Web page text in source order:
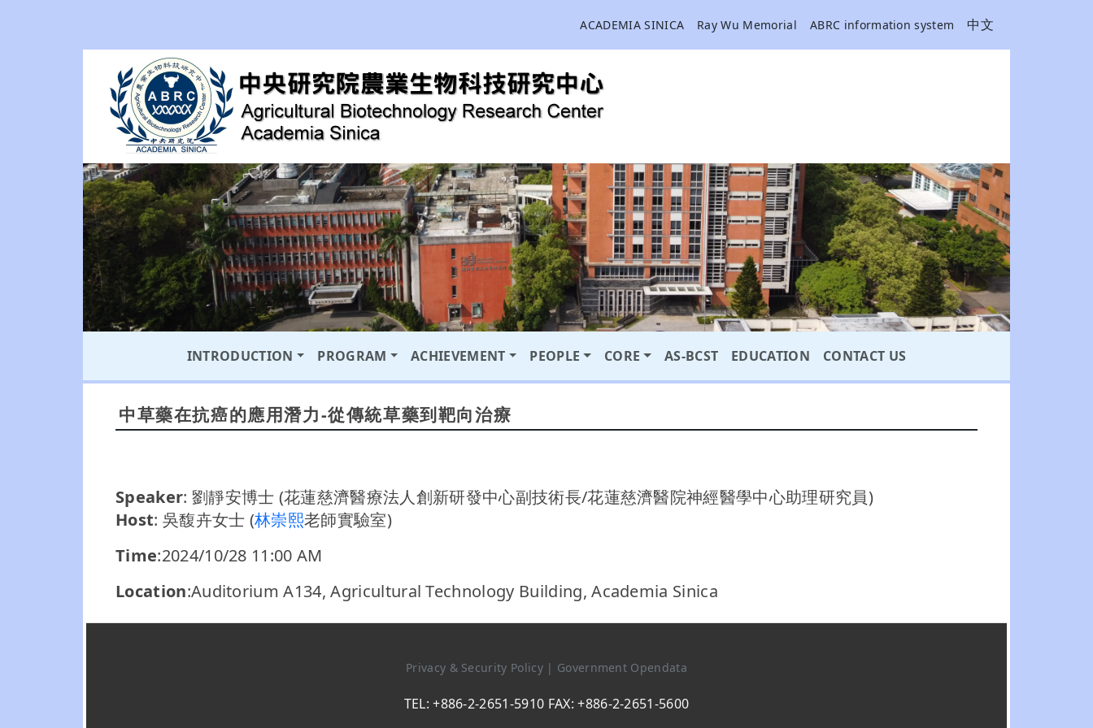
ACADEMIA SINICA Ray Wu Memorial ABRC information system 中文
INTRODUCTION PROGRAM ACHIEVEMENT PEOPLE CORE AS-BCST EDUCATION CONTACT US
中草藥在抗癌的應用潛力-從傳統草藥到靶向治療
Speaker: 劉靜安博士 (花蓮慈濟醫療法人創新研發中心副技術長/花蓮慈濟醫院神經醫學中心助理研究員)
Host: 吳馥卉女士 (林崇熙老師實驗室)
Time:2024/10/28 11:00 AM
Location:Auditorium A134, Agricultural Technology Building, Academia Sinica
Privacy & Security Policy | Government Opendata
TEL: +886-2-2651-5910 FAX: +886-2-2651-5600